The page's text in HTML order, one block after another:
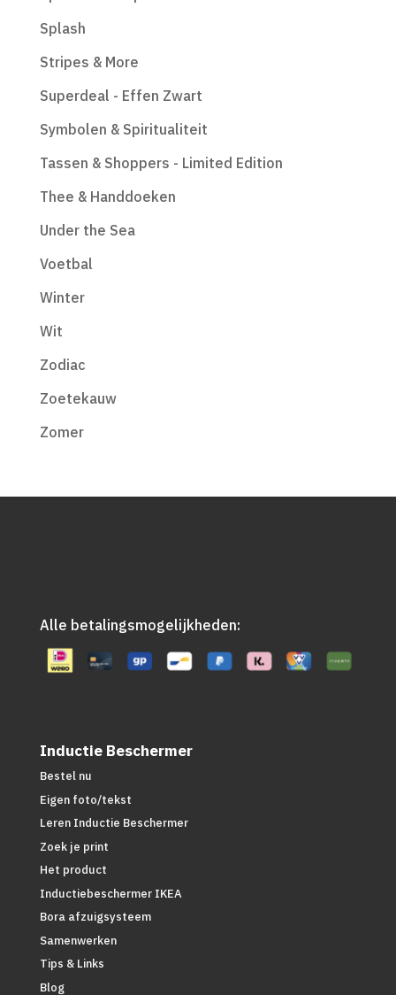
Splash
Stripes & More
Superdeal - Effen Zwart
Symbolen & Spiritualiteit
Tassen & Shoppers - Limited Edition
Thee & Handdoeken
Under the Sea
Voetbal
Winter
Wit
Zodiac
Zoetekauw
Zomer
Alle betalingsmogelijkheden:
Inductie Beschermer
Bestel nu
Eigen foto/tekst
Leren Inductie Beschermer
Zoek je print
Het product
Inductiebeschermer IKEA
Bora afzuigsysteem
Samenwerken
Tips & Links
Blog